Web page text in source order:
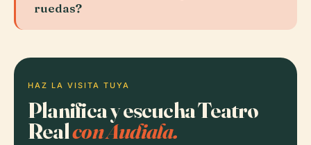
ruedas?
HAZ LA VISITA TUYA
Planifica y escucha Teatro
Realcon Audiala.